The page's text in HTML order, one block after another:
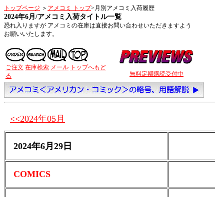
トップページ ＞ アメコミ トップ>月別アメコミ入荷履歴
2024年6月/アメコミ入荷タイトル一覧
恐れ入りますが アメコミの在庫は直接お問い合わせいただきますよう
お願いいたします。
ご注文 在庫検索 メール トップへもど
る
無料定期購読受付中
<<2024年05月
2024年6月29日
COMICS